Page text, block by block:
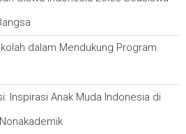
dalam Mendukung Program
Inspirasi Anak Muda Indonesia di